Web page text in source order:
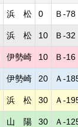
浜 松 0 Ｂ-78
浜 松 10 Ｂ-32
伊勢崎 10 Ｂ-16
伊勢崎 20 Ａ-
浜 松 30 Ａ-
山 陽 30 Ａ-